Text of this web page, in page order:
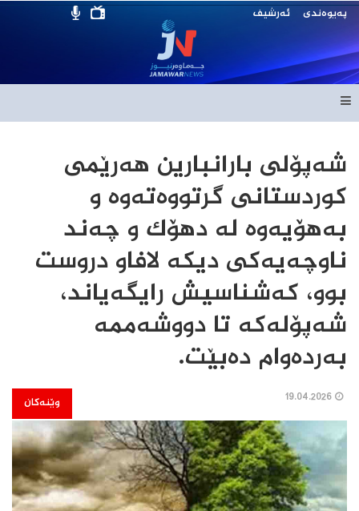
پەیوەندی ئەرشیف
شەپۆلی بارانبارین هەرێمی
کوردستانی گرتووەتەوە و
بەهۆیەوە لە دهۆک و چەند
ناوچەیەکی دیکە لافاو دروست
بوو، کەشناسیش رایگەیاند،
شەپۆلەکە تا دووشەممە
بەردەوام دەبێت.
وێنەکان